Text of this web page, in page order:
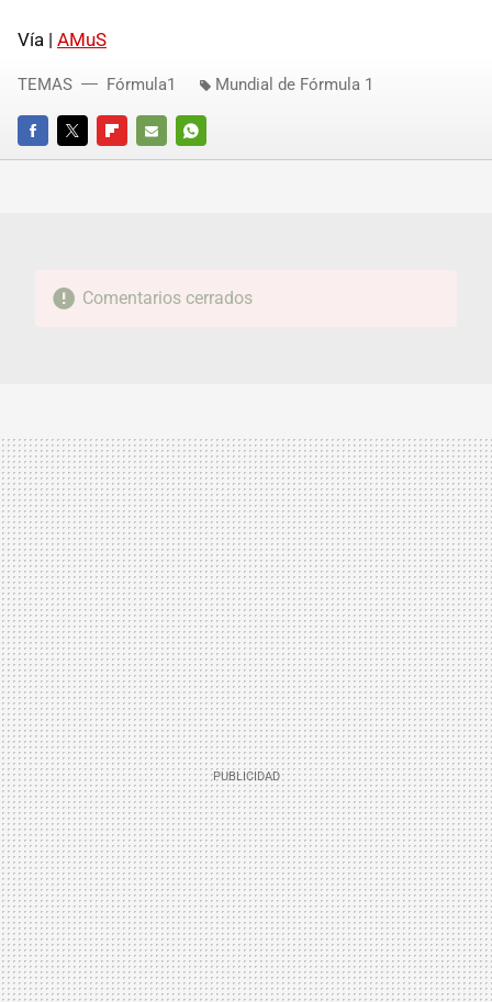
Vía | AMuS
FACEBOOKTWITTERFLIPBOARD
E-
WHATSAPP
TEMAS Fórmula1 Mundial de Fórmula 1
Comentarios cerrados